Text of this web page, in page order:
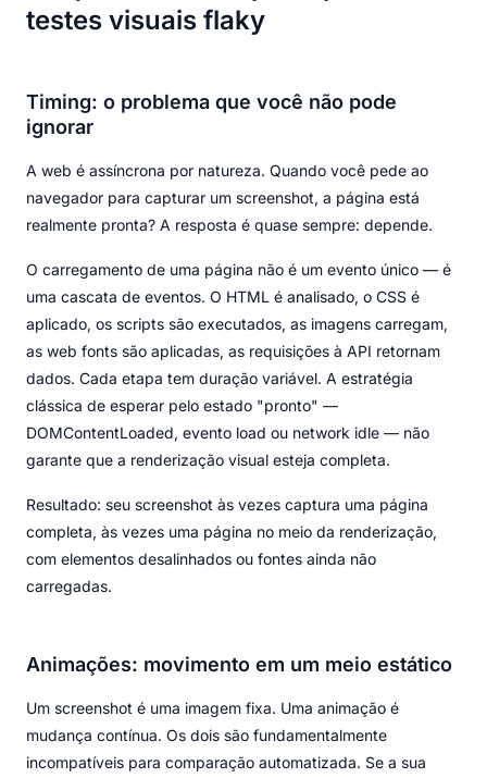
testes visuais flaky
Timing: o problema que você não pode
ignorar
A web é assíncrona por natureza. Quando você pede ao
navegador para capturar um screenshot, a página está
realmente pronta? A resposta é quase sempre: depende.
O carregamento de uma página não é um evento único — é
uma cascata de eventos. O HTML é analisado, o CSS é
aplicado, os scripts são executados, as imagens carregam,
as web fonts são aplicadas, as requisições à API retornam
dados. Cada etapa tem duração variável. A estratégia
clássica de esperar pelo estado "pronto" —
DOMContentLoaded, evento load ou network idle — não
garante que a renderização visual esteja completa.
Resultado: seu screenshot às vezes captura uma página
completa, às vezes uma página no meio da renderização,
com elementos desalinhados ou fontes ainda não
carregadas.
Animações: movimento em um meio estático
Um screenshot é uma imagem fixa. Uma animação é
mudança contínua. Os dois são fundamentalmente
incompatíveis para comparação automatizada. Se a sua